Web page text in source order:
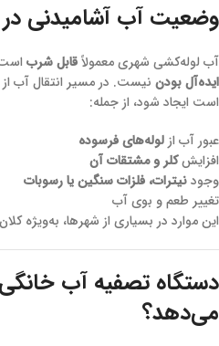
وضعیت آب آشامیدنی
آب لوله‌کشی شهری معمولاًقابل شرب
ایده‌آل بودن نیست. در مسیر انتقال آب
است ایجاد شود، از جمله:
عبور آب از لوله‌های فرسوده
افزایشکلر و مشتقات آن
وجودنیترات، فلزات سنگین یا رسوبات
تغییر طعم و بوی آب
این موارد در بسیاری از شهرها، به‌ویژه
دستگاه تصفیه آب
می‌دهد؟